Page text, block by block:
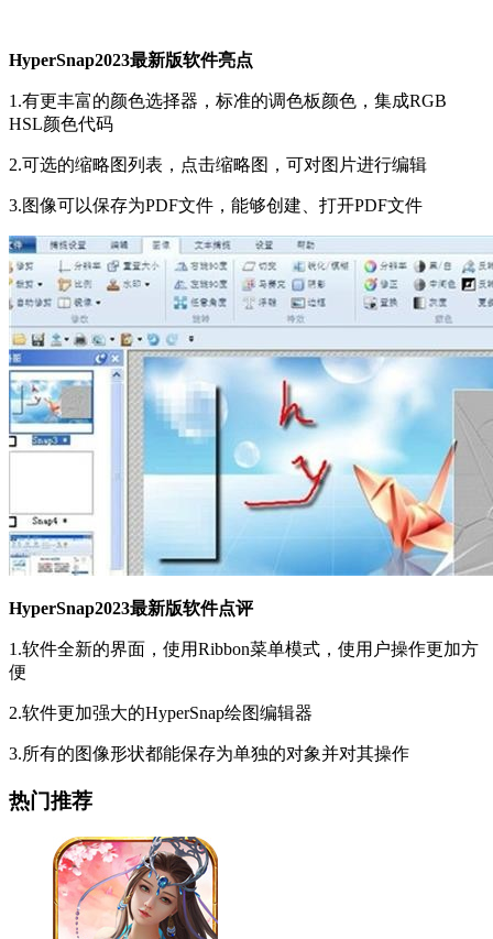
HyperSnap2023最新版软件亮点
1.有更丰富的颜色选择器，标准的调色板颜色，集成RGB
HSL颜色代码
2.可选的缩略图列表，点击缩略图，可对图片进行编辑
3.图像可以保存为PDF文件，能够创建、打开PDF文件
HyperSnap2023最新版软件点评
1.软件全新的界面，使用Ribbon菜单模式，使用户操作更加方
便
2.软件更加强大的HyperSnap绘图编辑器
3.所有的图像形状都能保存为单独的对象并对其操作
热门推荐